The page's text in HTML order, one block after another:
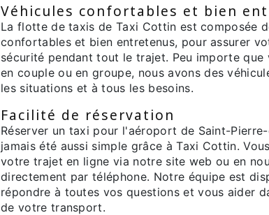
Véhicules confortables et bien
La flotte de taxis de Taxi Cottin est composée
confortables et bien entretenus, pour assurer
sécurité pendant tout le trajet. Peu importe que
en couple ou en groupe, nous avons des
les situations et à tous les besoins.
Facilité de réservation
Réserver un taxi pour l'aéroport de Saint-
jamais été aussi simple grâce à Taxi Cottin.
votre trajet en ligne via notre site web ou en
directement par téléphone. Notre équipe est
répondre à toutes vos questions et vous aider
de votre transport.